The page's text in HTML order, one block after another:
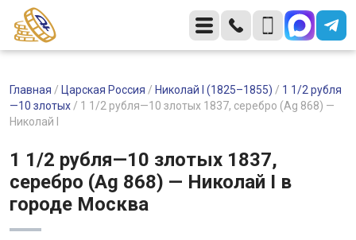
Главная / Царская Россия / Николай I (1825–1855) / 1 1/2 рубля
—10 злотых / 1 1/2 рубля—10 злотых 1837, серебро (Ag 868) —
Николай I
1 1/2 рубля—10 злотых 1837,
серебро (Ag 868) — Николай I в
городе Москва